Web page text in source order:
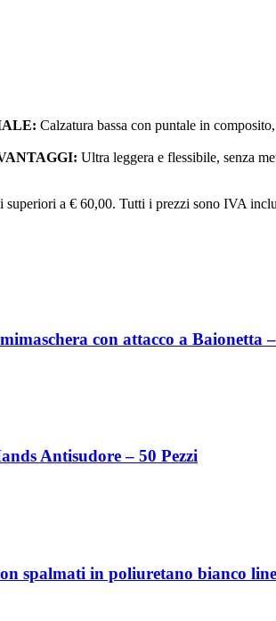
Calzatura bassa con puntale in
Ultra leggera e flessibile, senza
superiori a € 60,00. Tutti i prezzi sono IVA
con attacco a Baionetta –
Antisudore – 50 Pezzi
spalmati in poliuretano bianco